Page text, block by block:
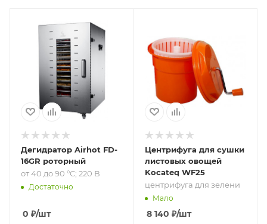
Подпись к товару
от 40 до 90 °С; 220
Дегидратор Airhot FD-
16GR роторный
от 40 до 90 °С; 220 В
Достаточно
0 ₽/шт
центрифуга для
зелени
Центрифуга для сушки
листовых овощей
Kocateq WF25
центрифуга для зелени
Мало
8 140 ₽/шт